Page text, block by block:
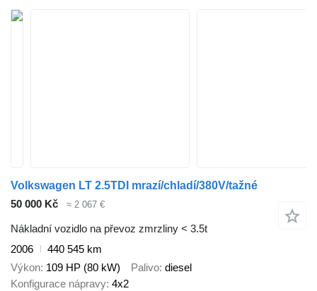
Volkswagen LT 2.5TDI mrazí/chladí/380V/tažné
50 000 Kč
≈ 2 067 €
Nákladní vozidlo na převoz zmrzliny < 3.5t
2006
440 545 km
Výkon 109 HP (80 kW) Palivo diesel
Konfigurace nápravy 4x2